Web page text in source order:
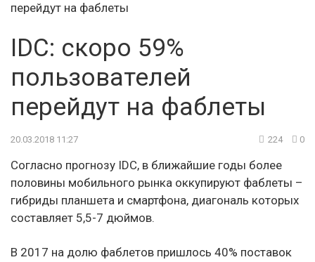
перейдут на фаблеты
IDC: скоро 59%
пользователей
перейдут на фаблеты
20.03.2018 11:27 224 0
Согласно прогнозу IDC, в ближайшие годы более
половины мобильного рынка оккупируют фаблеты –
гибриды планшета и смартфона, диагональ которых
составляет 5,5-7 дюймов.
В 2017 на долю фаблетов пришлось 40% поставок